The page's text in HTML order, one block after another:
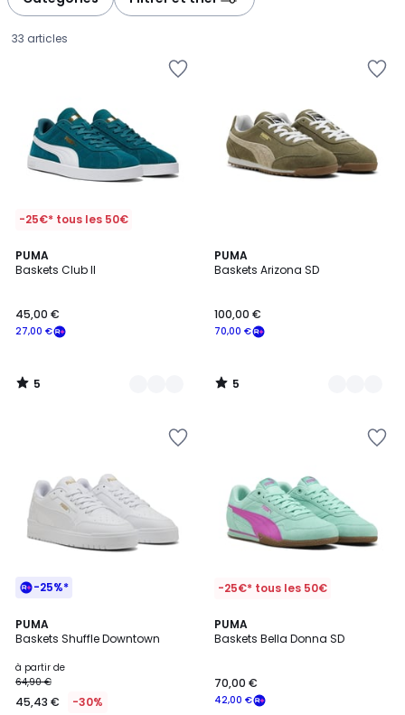
33 articles
-25€* tous les 50€
PUMA
Baskets Club II
€
souscrivez
notre
programme
place
27,00
€.
27,00 €
45,00 €
5
/
3
Couleurs
5
/
PUMA
Baskets Arizona SD
70,00 €
100,00 €
5
/
2
Couleurs
5
/
-25%*
PUMA
Baskets Shuffle Downtown
à partir de
64,90 €
45,43 € -30%
4
/
4
Couleurs
-25€* tous les 50€
PUMA
Baskets Bella Donna SD
42,00 €
70,00 €
2
Couleurs